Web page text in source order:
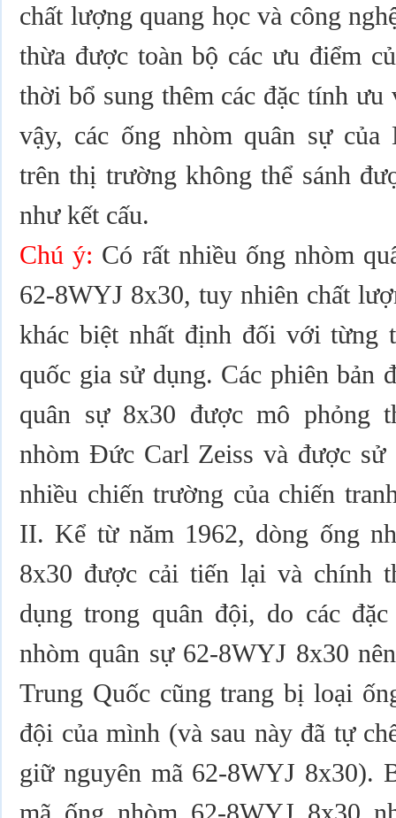
chất lượng quang học và công
thừa được toàn bộ các ưu điểm
thời bổ sung thêm các đặc tính ưu
vậy, các ống nhòm quân sự
trên thị trường không thể sánh
như kết cấu.
Chú ý: Có rất nhiều ống nhòm
62-8WYJ 8x30, tuy nhiên chất
khác biệt nhất định đối với từng
quốc gia sử dụng. Các phiên bản
quân sự 8x30 được mô phỏng
nhòm Đức Carl Zeiss và được sử
nhiều chiến trường của chiến
II. Kể từ năm 1962, dòng ống
8x30 được cải tiến lại và chính
dụng trong quân đội, do các
nhòm quân sự 62-8WYJ 8x30
Trung Quốc cũng trang bị loại
đội của mình (và sau này đã tự
giữ nguyên mã 62-8WYJ 8x30).